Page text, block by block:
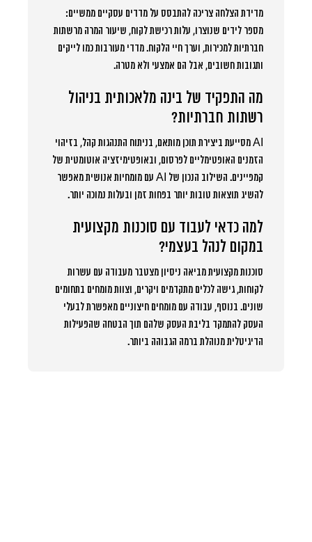
מדידת הצלחה צריכה להתבסס על מדדים עסקיים ממשיים:
מספר לידים שנוצרו, עלות רכישת לקוח, שיעור המרה מרשתות
חברתיות למכירות, וערך חיי הלקוח. מדדי מעורבות כמו לייקים
ותגובות חשובים, אבל הם אמצעי ולא מטרה.
מה התפקיד של בינה מלאכותית בניהול
רשתות חברתיות?
AI מסייעת ביצירת תוכן מותאם, בניתוח התנהגות קהל, בזיהוי
הזמנים האופטימליים לפרסום, ובאופטימיזציה אוטומטית של
קמפיינים. השילוב הנכון של AI עם מומחיות אנושית מאפשר
להשיג תוצאות טובות יותר בפחות זמן ובעלות נמוכה יותר.
למה כדאי לעבוד עם סוכנות מקצועית
במקום לנהל בעצמי?
סוכנות מקצועית מביאה ניסיון מצטבר מעבודה עם עשרות
לקוחות, גישה לכלים מתקדמים ויקרים, וצוות מומחים בתחומים
שונים. בנוסף, עבודה עם מומחים חיצוניים מאפשרת לבעלי
העסק להתמקד בליבת העסק שלהם תוך הבטחה שהפעילות
הדיגיטלית מנוהלת ברמה הגבוהה ביותר.